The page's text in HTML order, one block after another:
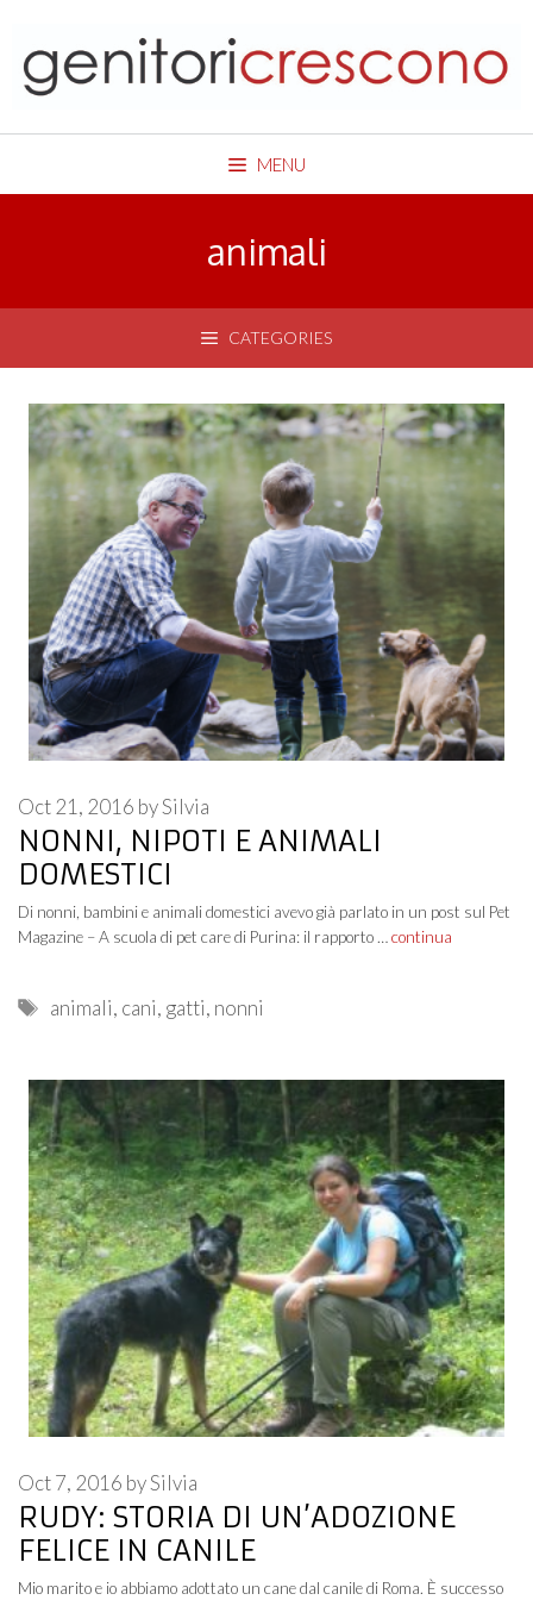
content
MENU
animali
CATEGORIES
NONNI, NIPOTI E ANIMALI
DOMESTICI
Oct 21, 2016 bySilvia
Di nonni, bambini e animali domestici avevo già parlato in un post sul Pet
Magazine – A scuola di pet care di Purina: il rapporto … continua
Tags
animali, cani, gatti, nonni
RUDY: STORIA DI UN’ADOZIONE
FELICE IN CANILE
Oct 7, 2016 bySilvia
Mio marito e io abbiamo adottato un cane dal canile di Roma. È successo